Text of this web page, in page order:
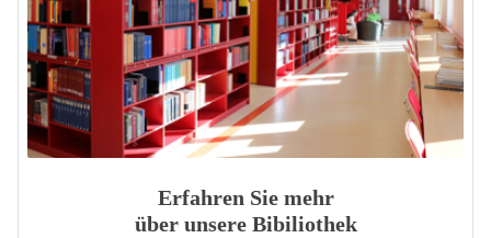
Erfahren Sie mehr
über unsere Bibiliothek